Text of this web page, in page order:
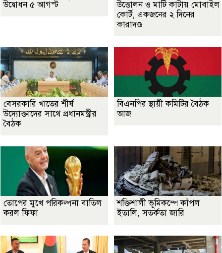
উদ্বোধন ৫ আগস্ট
উত্তোলন ও মাটি কাটায় মোবাইল
কোর্ট, একজনের ২ দিনের
কারাদণ্ড
বেসরকারি খাতের শীর্ষ
উদ্যোক্তাদের সাথে প্রধানমন্ত্রীর
বৈঠক
বিএনপির স্থায়ী কমিটির বৈঠক
আজ
তোপের মুখে পরিকল্পনা বাতিল
করল ফিফা
শক্তিশালী ভূমিকম্পে কাঁপল
ইতালি, সতর্কতা জারি